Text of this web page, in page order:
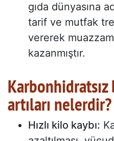
gıda dünyasına
tarif ve mutfak
vererek
kazanmıştır.
artıları nelerdir?
Hızlı kilo kaybı: